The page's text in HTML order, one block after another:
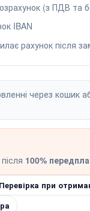
(з ПДВ та
IBAN
рахунок після
через кошик
100%
Перевірка при